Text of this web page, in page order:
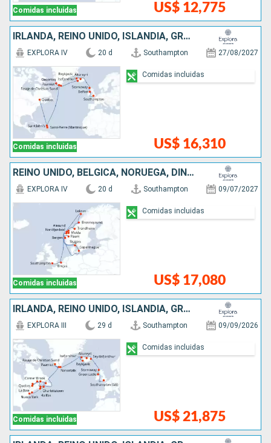
Comidas incluidas US$ 12,775
IRLANDA, REINO UNIDO, ISLANDIA, GROENLANDIA, ANTIGUA Y BARBUDA, CANADÁ
Comidas incluidas
EXPLORA IV 20 d Southampton 27/08/2027
US$ 16,310
Comidas incluidas
REINO UNIDO, BÉLGICA, NORUEGA, DINAMARCA
Comidas incluidas
EXPLORA IV 20 d Southampton 09/07/2027
US$ 17,080
Comidas incluidas
IRLANDA, REINO UNIDO, ISLANDIA, GROENLANDIA, CANADÁ, ESTADOS UNIDOS
Comidas incluidas
EXPLORA III 29 d Southampton 09/09/2026
US$ 21,875
Comidas incluidas